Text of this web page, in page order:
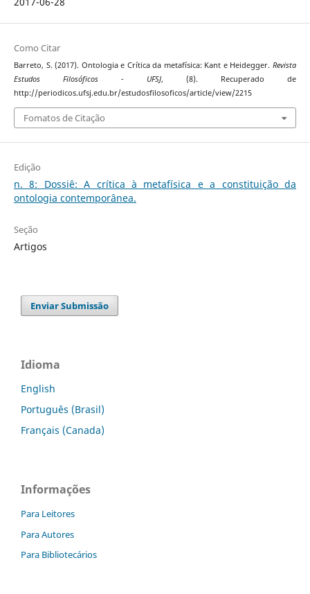
Como Citar
Barreto, S. (2017). Ontologia e Crítica da metafísica: Kant e Heidegger.Revista
Estudos Filosóficos - UFSJ, (8). Recuperado de
http://periodicos.ufsj.edu.br/estudosfilosoficos/article/view/2215
Fomatos de Citação
Edição
n. 8: Dossiê: A crítica à metafísica e a constituição da
ontologia contemporânea.
Seção
Artigos
Enviar Submissão
Idioma
English
Português (Brasil)
Français (Canada)
Informações
Para Leitores
Para Autores
Para Bibliotecários